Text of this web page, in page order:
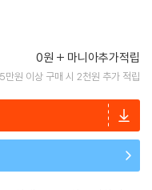
0원 마니아추가적립
5만원 이상 구매 시 2천원 추가 적립